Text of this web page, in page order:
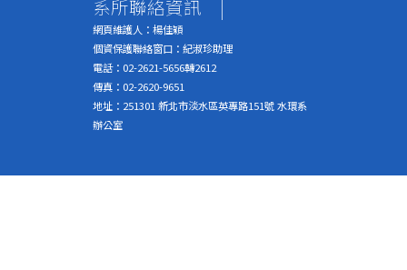
系所聯絡資訊 |
網頁維護人：楊佳穎
個資保護聯絡窗口：紀淑珍助理
電話：02-2621-5656轉2612
傳真：02-2620-9651
地址：251301 新北市淡水區英專路151號 水環系
辦公室